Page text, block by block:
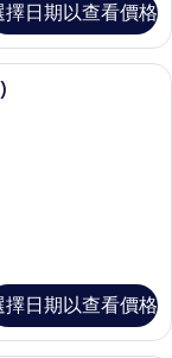
擇日期以查看價格
內保險箱、書桌、筆
擇日期以查看價格